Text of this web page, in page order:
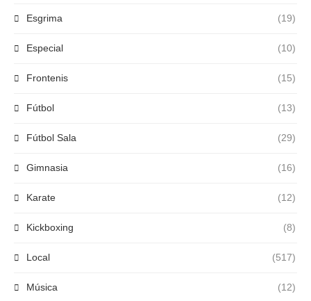
Esgrima (19)
Especial (10)
Frontenis (15)
Fútbol (13)
Fútbol Sala (29)
Gimnasia (16)
Karate (12)
Kickboxing (8)
Local (517)
Música (12)